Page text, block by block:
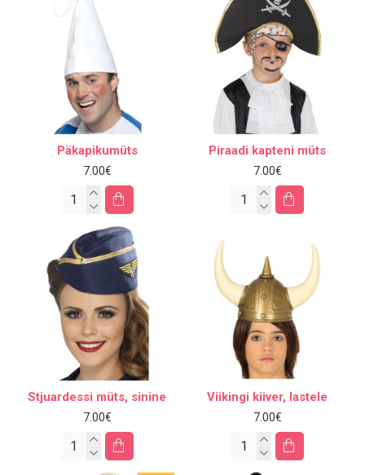
Päkapikumüts
7.00€
Piraadi kapteni müts
7.00€
Stjuardessi müts, sinine
7.00€
Viikingi kiiver, lastele
7.00€